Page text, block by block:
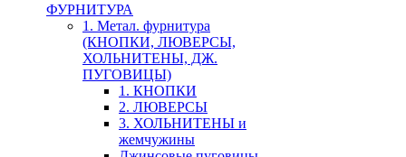
ФУРНИТУРА
1. Метал. фурнитура
(КНОПКИ, ЛЮВЕРСЫ,
ХОЛЬНИТЕНЫ, ДЖ.
ПУГОВИЦЫ)
1. КНОПКИ
2. ЛЮВЕРСЫ
3. ХОЛЬНИТЕНЫ и
жемчужины